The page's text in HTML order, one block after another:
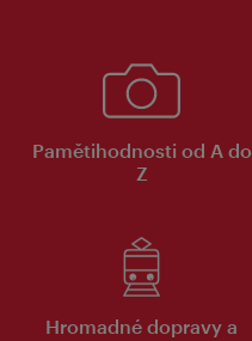
Pamětihodnosti od A do
Z
Hromadné dopravy a